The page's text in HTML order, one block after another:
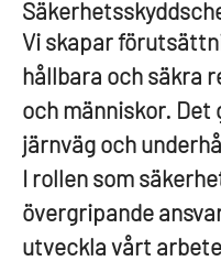
Vi skapar
hållbara och säkra
och människor. Det
järnväg och
I rollen som
övergripande
utveckla vårt